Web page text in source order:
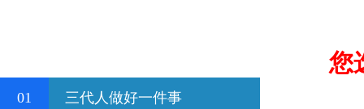
您
01 三代人做好一件事